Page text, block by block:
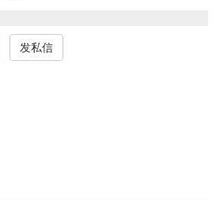
发私信